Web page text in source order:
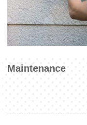
Maintenance